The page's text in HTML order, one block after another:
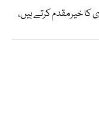
کاری کا خیرمقدم کرتے ہیں،